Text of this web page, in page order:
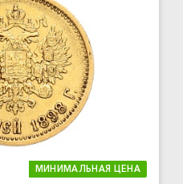
МИНИМАЛЬНАЯ ЦЕНА